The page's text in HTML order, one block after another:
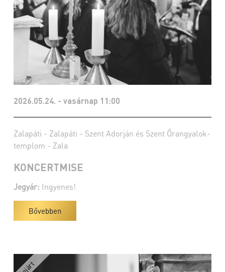
2026.05.24. - vasárnap 11:00
Zalapáti - Zalapáti - Szent Adorján és Szent Őrangyalok-
templom - Zala
KONCERTMISE
Jegyár: Ingyenes!
Bővebben